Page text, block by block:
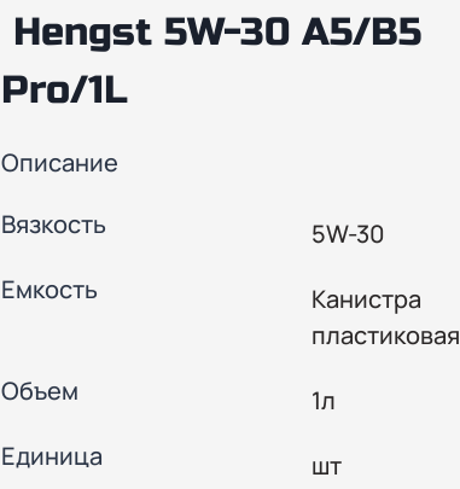
Hengst 5W-30 A5/B5
Pro/1L
Описание
Вязкость
5W-30
Емкость
Канистра
пластиковая
Объем
1л
Единица
шт